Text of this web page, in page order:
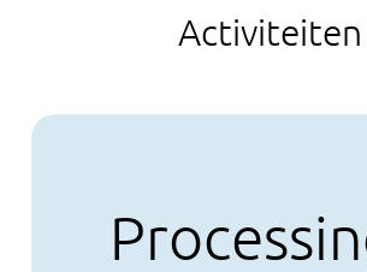
Activiteiten